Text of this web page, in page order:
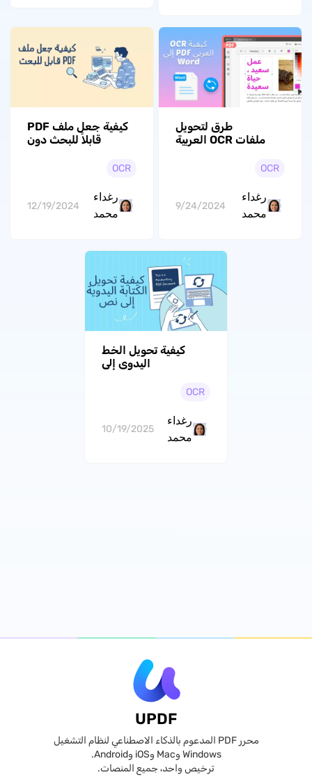
طرق لتحويل
ملفات OCR العربية
OCR
رغداء
محمد
9/24/2024
كيفية جعل ملف PDF
قابلاً للبحث دون
دليل خطوة بخطوةOCR
رغداء
محمد
12/19/2024
كيفية تحويل الخط
اليدوي إلى
OCR
رغداء
محمد
10/19/2025
UPDF
محرر PDF المدعوم بالذكاء الاصطناعي لنظام التشغيل
Windows وMac وiOS وAndroid.
ترخيص واحد، جميع المنصات.